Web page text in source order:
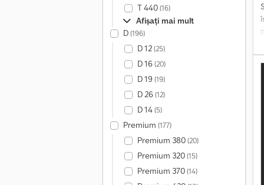
T 440(16)
Afișați mai mult
D(196)
D 12(25)
D 16(20)
D 19 (19)
D 26(12)
D 14(5)
Premium (177)
Premium 380(20)
Premium 320(15)
Premium 370(14)